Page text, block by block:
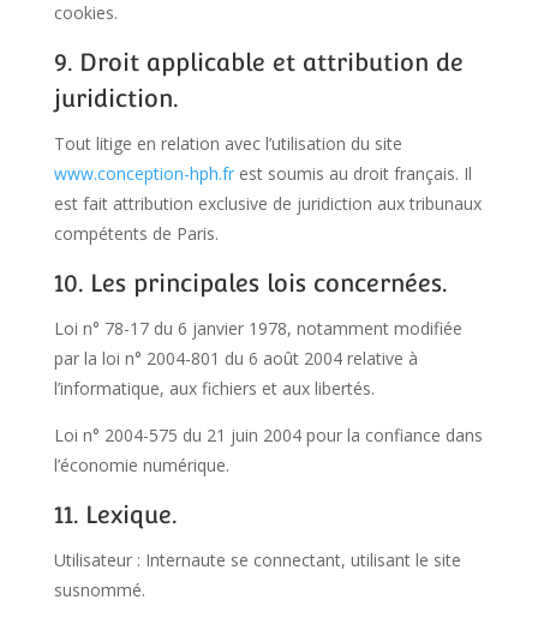
cookies.
9. Droit applicable et attribution de
juridiction.
Tout litige en relation avec l’utilisation du site
www.conception-hph.frest soumis au droit français. Il
est fait attribution exclusive de juridiction aux tribunaux
compétents de Paris.
10. Les principales lois concernées.
Loi n° 78-17 du 6 janvier 1978, notamment modifiée
par la loi n° 2004-801 du 6 août 2004 relative à
l’informatique, aux fichiers et aux libertés.
Loi n° 2004-575 du 21 juin 2004 pour la confiance dans
l’économie numérique.
11. Lexique.
Utilisateur : Internaute se connectant, utilisant le site
susnommé.